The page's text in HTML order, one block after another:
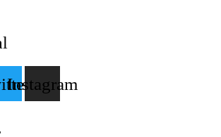
Instagram